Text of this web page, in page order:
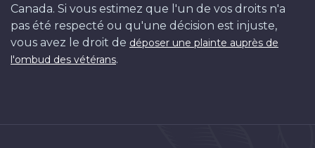
Canada. Si vous estimez que l'un de vos droits n'a
pas été respecté ou qu'une décision est injuste,
vous avez le droit de déposer une plainte auprès de
l'ombud des vétérans.